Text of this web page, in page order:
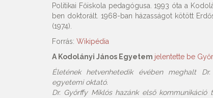
Politikai Főiskola pedagógusa. 1993 óta a
ben doktorált. 1968-ban házasságot kötött
(1974).
Forrás: Wikipédia
A Kodolányi János Egyetem jelentette be
Életének hetvenhetedik évében meghalt
egyetemi oktató.
Dr. Győrffy Miklós hazánk első